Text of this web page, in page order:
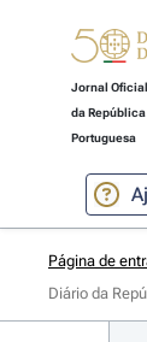
Jornal Oficial
da República
Portuguesa
Página de
Diário da